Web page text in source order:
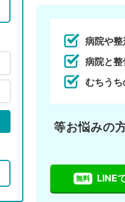
病院や
病院と
むちう
等お悩みの
無料 LINE